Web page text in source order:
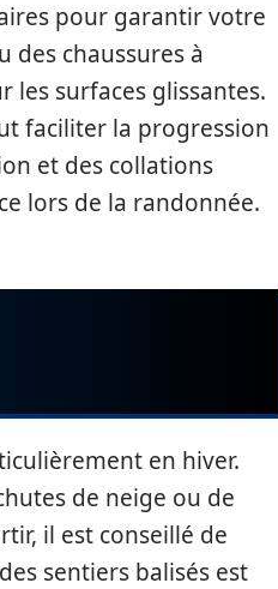
pour garantir votre
des chaussures à
les surfaces glissantes.
faciliter la progression
et des collations
lors de la randonnée.
en hiver.
de neige ou de
il est conseillé de
sentiers balisés est